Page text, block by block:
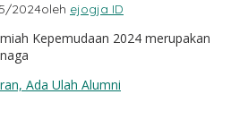
2024oleh ejogja ID
Kepemudaan 2024 merupakan